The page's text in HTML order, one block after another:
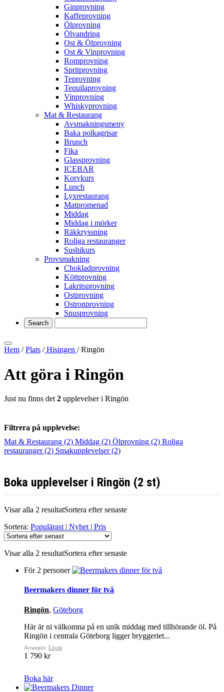
Ginprovning
Kaffeprovning
Ölprovning
Ölvandring
Ost & Ölprovning
Ost & Vinprovning
Romprovning
Spritprovning
Teprovning
Tequilaprovning
Vinprovning
Whiskyprovning
Mat & Restaurang
Avsmakningsmeny
Baka polkagrisar
Brunch
Fika
Glassprovning
ICEBAR
Korvkurs
Lunch
Lyxrestaurang
Matpromenad
Middag
Middag i mörker
Räkkryssning
Roliga restauranger
Sushikurs
Provsmakning
Chokladprovning
Köttprovning
Lakritsprovning
Ostprovning
Ostronprovning
Snusprovning
Hem /Plats /Hisingen / Ringön
Att göra i Ringön
Just nu finns det 2 upplevelser i Ringön
Filtrera på upplevelse:
Mat & Restaurang (2) Middag (2) Ölprovning (2) Roliga
restauranger(2) Smakupplevelser(2)
Boka upplevelser i Ringön (2 st)
Visar alla 2 resultatSortera efter senaste
Sortera: Populärast | Nyhet | Pris
Visar alla 2 resultatSortera efter senaste
För 2 personer
Beermakers dinner för två
Ringön, Göteborg
Här är ni välkomna på en unik middag med tillhörande öl. På
Ringön i centrala Göteborg ligger bryggeriet...
Arrangör: Liveit
1 790 kr
Boka här